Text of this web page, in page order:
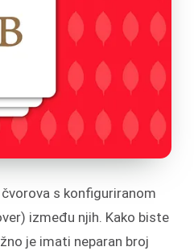
s konfiguriranom
između njih. Kako biste
je imati neparan broj